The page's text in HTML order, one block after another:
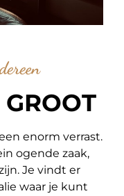
enorm verrast.
ogende zaak,
Je vindt er
waar je kunt